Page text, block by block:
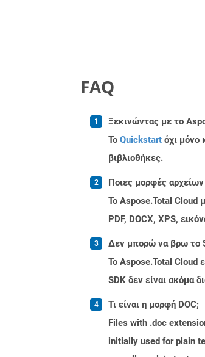
FAQ
Ξεκινώντας με το
Το Quickstart όχι μόνο
βιβλιοθήκες.
Ποιες μορφές
Το Aspose.Total Cloud
PDF, DOCX, XPS,
Δεν μπορώ να βρω το
Το Aspose.Total Cloud
SDK δεν είναι ακόμα
Τι είναι η μορφή DOC;
Files with .doc
initially used for plain